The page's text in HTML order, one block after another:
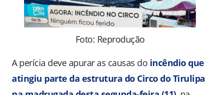
Foto: Reprodução
A perícia deve apurar as causas do incêndio que
atingiu parte da estrutura do Circo do Tirulipa